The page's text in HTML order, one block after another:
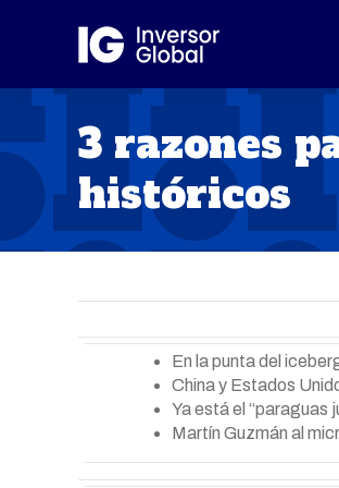
3 razones
históricos
En la punta del
China y Estados
Ya está el “paraguas
Martín Guzmán al